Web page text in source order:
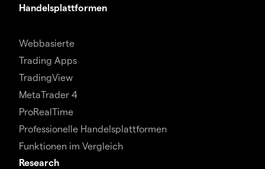
Handelsplattformen
Webbasierte
Trading Apps
TradingView
MetaTrader 4
ProRealTime
Professionelle Handelsplattformen
Funktionen im Vergleich
Research